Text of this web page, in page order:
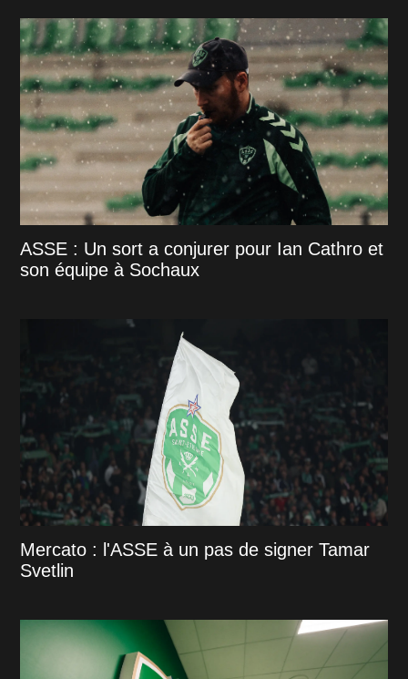
ASSE : Un sort a conjurer pour Ian Cathro et
son équipe à Sochaux
Mercato : l'ASSE à un pas de signer Tamar
Svetlin